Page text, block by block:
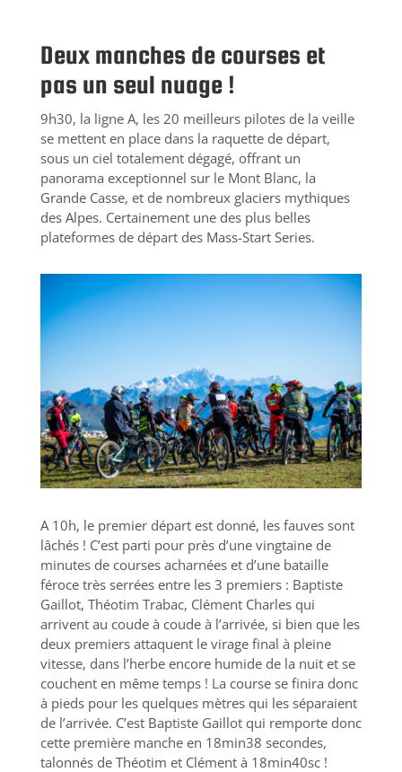
Deux manches de courses et
pas un seul nuage !
9h30, la ligne A, les 20 meilleurs pilotes de la veille
se mettent en place dans la raquette de départ,
sous un ciel totalement dégagé, offrant un
panorama exceptionnel sur le Mont Blanc, la
Grande Casse, et de nombreux glaciers mythiques
des Alpes. Certainement une des plus belles
plateformes de départ des Mass-Start Series.
A 10h, le premier départ est donné, les fauves sont
lâchés ! C’est parti pour près d’une vingtaine de
minutes de courses acharnées et d’une bataille
féroce très serrées entre les 3 premiers : Baptiste
Gaillot, Théotim Trabac, Clément Charles qui
arrivent au coude à coude à l’arrivée, si bien que les
deux premiers attaquent le virage final à pleine
vitesse, dans l’herbe encore humide de la nuit et se
couchent en même temps ! La course se finira donc
à pieds pour les quelques mètres qui les séparaient
de l’arrivée. C’est Baptiste Gaillot qui remporte donc
cette première manche en 18min38 secondes,
talonnés de Théotim et Clément à 18min40sc !